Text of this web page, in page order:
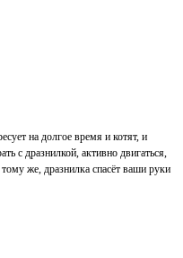
на долгое время и котят, и
с дразнилкой, активно двигаться,
же, дразнилка спасёт ваши руки